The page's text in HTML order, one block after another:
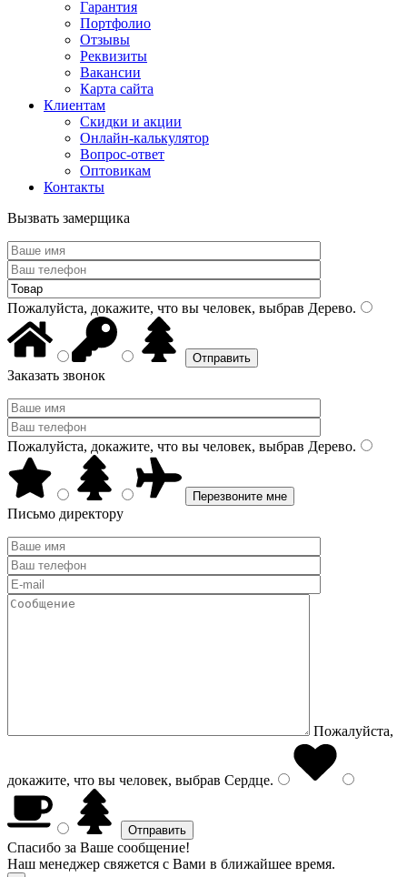
Гарантия
Портфолио
Отзывы
Реквизиты
Вакансии
Карта сайта
Клиентам
Скидки и акции
Онлайн-калькулятор
Вопрос-ответ
Оптовикам
Контакты
Вызвать замерщика
Пожалуйста, докажите, что вы человек, выбрав Дерево.
Заказать звонок
Пожалуйста, докажите, что вы человек, выбрав Дерево.
Письмо директору
Пожалуйста,
докажите, что вы человек, выбрав Сердце.
Спасибо за Ваше сообщение!
Наш менеджер свяжется с Вами в ближайшее время.